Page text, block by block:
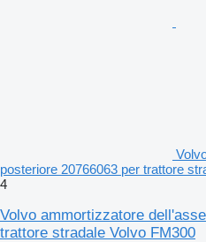
posteriore 20766063 per trattore
4
Volvo ammortizzatore
trattore stradale Volvo FM300